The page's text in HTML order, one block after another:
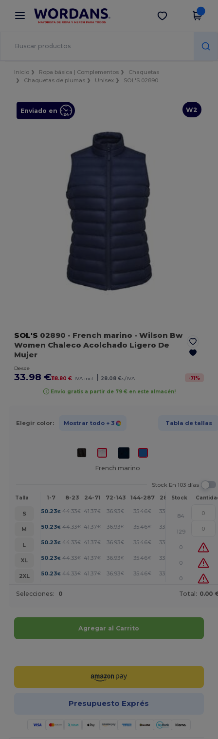
× App de Wordans
¡Mejores precios en app!
Descargar app
Inicio Ropa básica | Complementos
Chaquetas
Chaquetas de plumas
Unisex SOL'S 02890
W2
Enviado en
SOL'S 02890 - French marino - Wilson Bw
Women Chaleco Acolchado Ligero De
Mujer
Desde
33.98 €118.80 € IVA incl. 28.08 €s/IVA -71%
Envío gratis a partir de 79 € en este almacén!
Elegir color: Mostrar todo + 3 Tabla de tallas
French marino
Stock En 103 días
Talla 1-7 8-23 24-71 72-143 144-287 288 + Más
Stock
S 50.23€ 44.33€ 41.37€ 36.93€ 35.46€ 33.98
84
M
50.23€ 44.33€ 41.37€ 36.93€ 35.46€ 33.98 +
129
L
50.23€ 44.33€ 41.37€ 36.93€ 35.46€ 33.98
0
XL
50.23€ 44.33€ 41.37€ 36.93€ 35.46€ 33.98
0
2XL
50.23€ 44.33€ 41.37€ 36.93€ 35.46€ 33.98
0
Selecciones: 0 Total: 0.00
Agregar al Carrito
Presupuesto Exprés